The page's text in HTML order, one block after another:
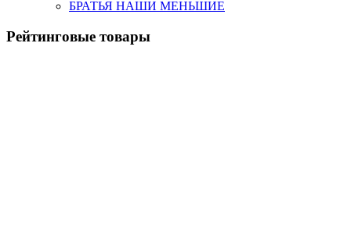
БРАТЬЯ НАШИ МЕНЬШИЕ
Рейтинговые товары